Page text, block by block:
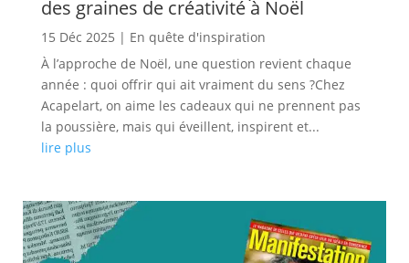
des graines de créativité à Noël
15 Déc 2025 | En quête d'inspiration
À l’approche de Noël, une question revient chaque
année : quoi offrir qui ait vraiment du sens ?Chez
Acapelart, on aime les cadeaux qui ne prennent pas
la poussière, mais qui éveillent, inspirent et...
lire plus